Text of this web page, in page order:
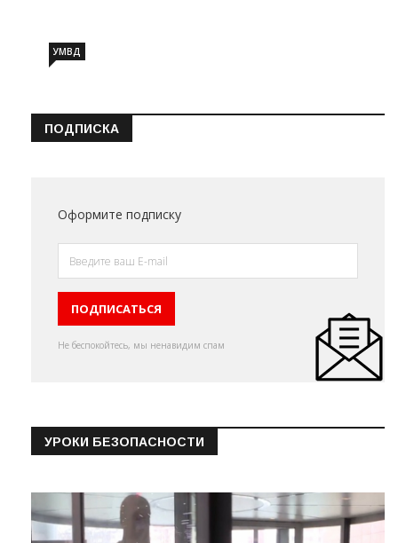
УМВД
ПОДПИСКА
Оформите подписку
Не беспокойтесь, мы ненавидим спам
УРОКИ БЕЗОПАСНОСТИ